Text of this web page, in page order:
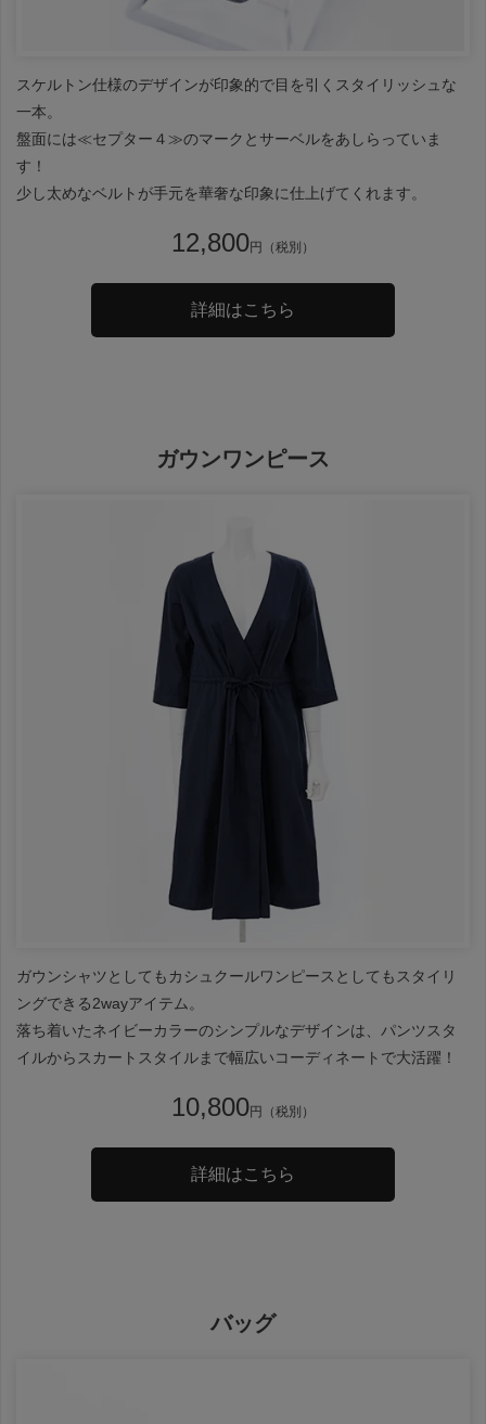
スケルトン仕様のデザインが印象的で目を引くスタイリッシュな
一本。
盤面には≪セプター４≫のマークとサーベルをあしらっていま
す！
少し太めなベルトが手元を華奢な印象に仕上げてくれます。
12,800円（税別）
詳細はこちら
ガウンワンピース
ガウンシャツとしてもカシュクールワンピースとしてもスタイリ
ングできる2wayアイテム。
落ち着いたネイビーカラーのシンプルなデザインは、パンツスタ
イルからスカートスタイルまで幅広いコーディネートで大活躍！
10,800円（税別）
詳細はこちら
バッグ